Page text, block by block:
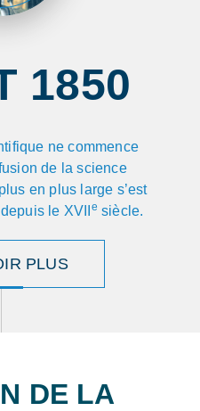
1850
ne commence
de la science
en plus large s’est
le XVII
e siècle.
PLUS
DE LA